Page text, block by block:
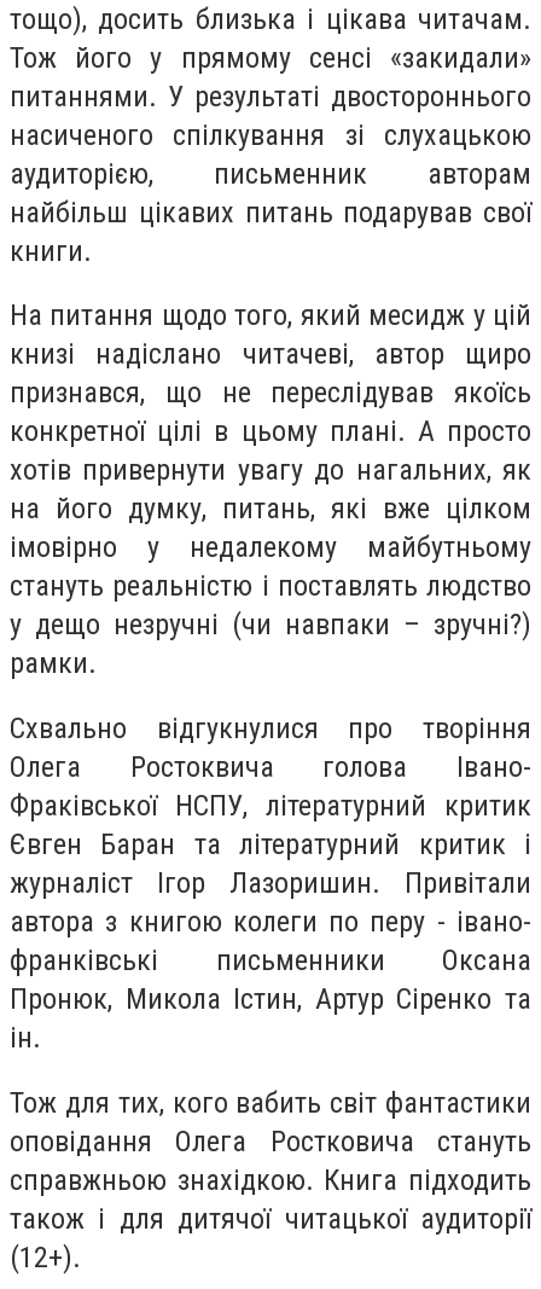
тощо), досить близька і цікава читачам.
Тож його у прямому сенсі «закидали»
питаннями. У результаті двостороннього
насиченого спілкування зі слухацькою
аудиторією, письменник авторам
найбільш цікавих питань подарував свої
книги.
На питання щодо того, який месидж у цій
книзі надіслано читачеві, автор щиро
признався, що не переслідував якоїсь
конкретної цілі в цьому плані. А просто
хотів привернути увагу до нагальних, як
на його думку, питань, які вже цілком
імовірно у недалекому майбутньому
стануть реальністю і поставлять людство
у дещо незручні (чи навпаки – зручні?)
рамки.
Схвально відгукнулися про творіння
Олега Ростоквича голова Івано-
Фраківської НСПУ, літературний критик
Євген Баран та літературний критик і
журналіст Ігор Лазоришин. Привітали
автора з книгою колеги по перу - івано-
франківські письменники Оксана
Пронюк, Микола Істин, Артур Сіренко та
ін.
Тож для тих, кого вабить світ фантастики
оповідання Олега Ростковича стануть
справжньою знахідкою. Книга підходить
також і для дитячої читацької аудиторії
(12+).